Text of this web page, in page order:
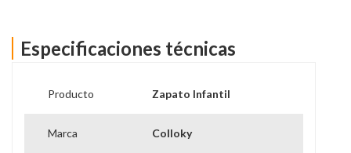
Especificaciones técnicas
Producto Zapato Infantil
Marca Colloky